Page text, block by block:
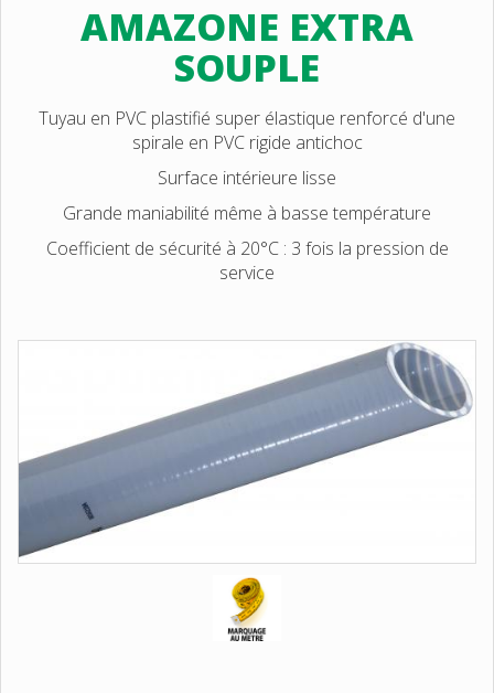
AMAZONE EXTRA
SOUPLE
Tuyau en PVC plastifié super élastique renforcé d'une
spirale en PVC rigide antichoc
Surface intérieure lisse
Grande maniabilité même à basse température
Coefficient de sécurité à 20°C : 3 fois la pression de
service